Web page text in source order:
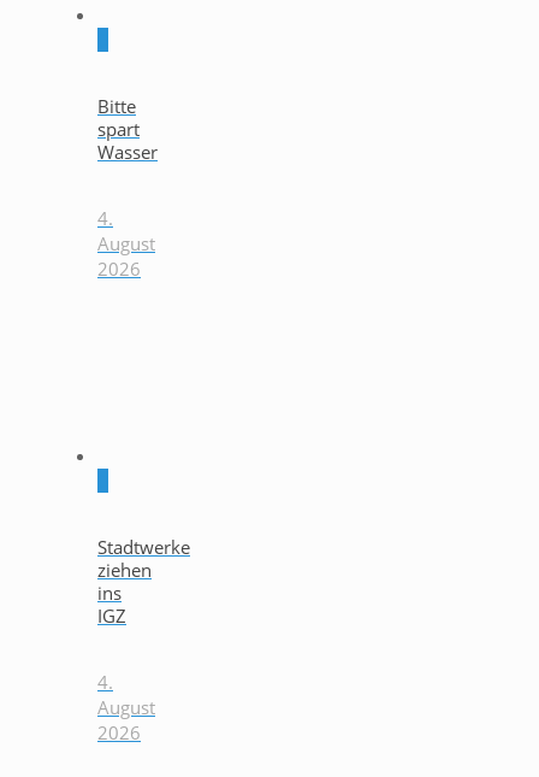
Bitte
spart
Wasser
4.
August
2026
Stadtwerke
ziehen
ins
IGZ
4.
August
2026